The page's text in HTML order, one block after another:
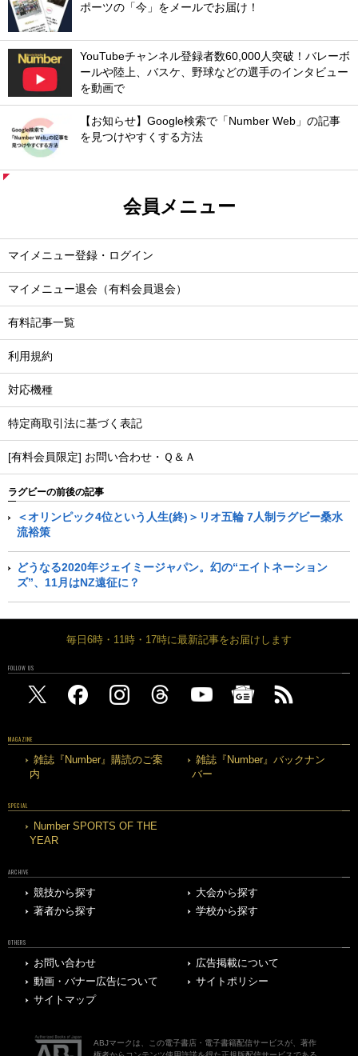
ポーツの「今」をメールでお届け！
YouTubeチャンネル登録者数60,000人突破！バレーボ
ールや陸上、バスケ、野球などの選手のインタビュー
を動画で
【お知らせ】Google検索で「Number Web」の記事
を見つけやすくする方法
会員メニュー
マイメニュー登録・ログイン
マイメニュー退会（有料会員退会）
有料記事一覧
利用規約
対応機種
特定商取引法に基づく表記
[有料会員限定] お問い合わせ・Ｑ＆Ａ
ラグビーの前後の記事
＜オリンピック4位という人生(終)＞リオ五輪 7人制ラグビー桑水
流裕策
どうなる2020年ジェイミージャパン。幻の“エイトネーション
ズ”、11月はNZ遠征に？
毎日6時・11時・17時に最新記事をお届けします
FOLLOW US
MAGAZINE
雑誌『Number』購読のご案
内
雑誌『Number』バックナン
バー
SPECIAL
Number SPORTS OF THE
YEAR
ARCHIVE
競技から探す
大会から探す
著者から探す
学校から探す
OTHERS
お問い合わせ
広告掲載について
動画・バナー広告について
サイトポリシー
サイトマップ
ABJマークは、この電子書店・電子書籍配信サービスが、著作